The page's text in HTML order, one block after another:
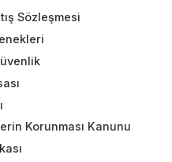
Sözleşmesi
Korunması Kanunu